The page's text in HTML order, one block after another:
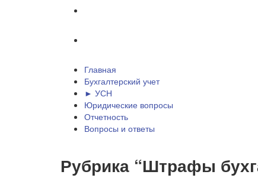
Главная
Бухгалтерский учет
► УСН
Юридические вопросы
Отчетность
Вопросы и ответы
Рубрика “Штрафы